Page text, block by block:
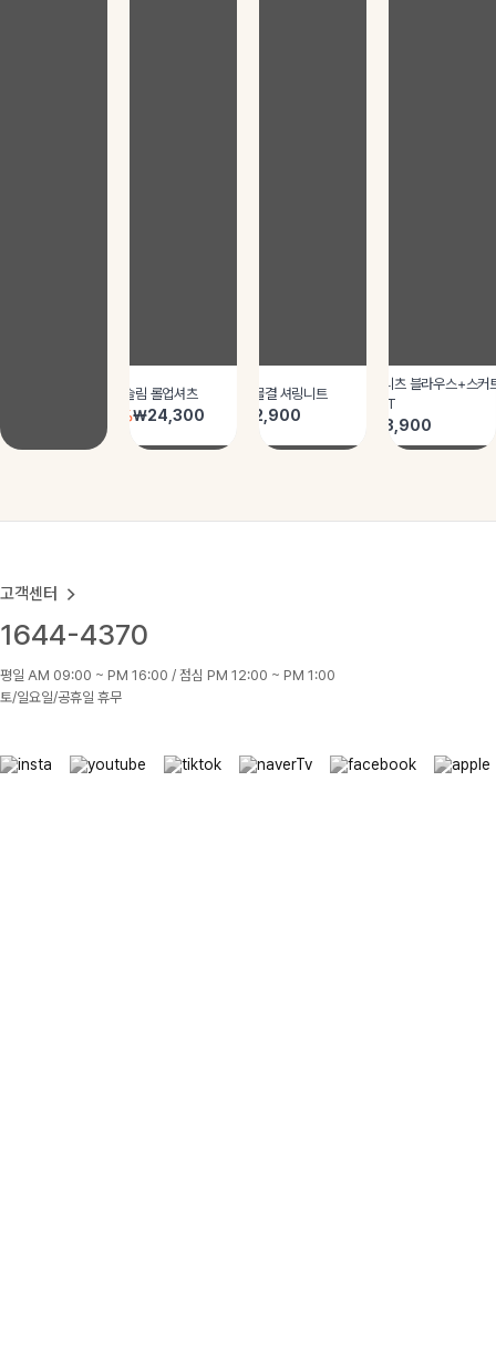
고객센터
1644-4370
평일 AM 09:00 ~ PM 16:00 / 점심 PM 12:00 ~ PM 1:00
토/일요일/공휴일 휴무